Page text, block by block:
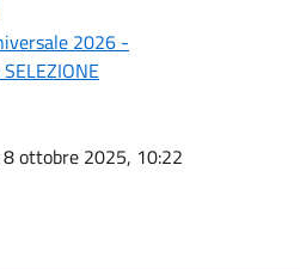
2026 -
8 ottobre 2025, 10:22